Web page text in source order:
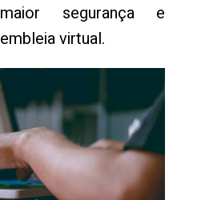
segurança e
virtual.